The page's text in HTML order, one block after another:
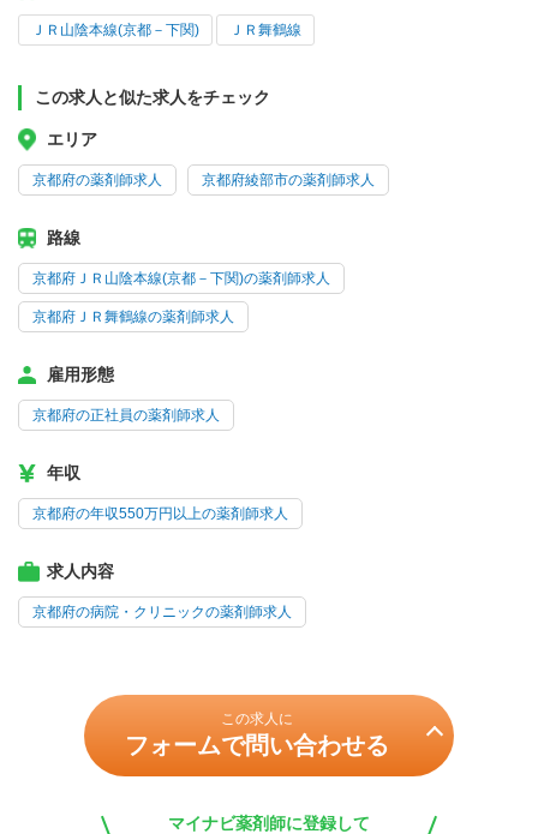
ＪＲ山陰本線(京都－下関) ＪＲ舞鶴線
この求人と似た求人をチェック
エリア
京都府の薬剤師求人 京都府綾部市の薬剤師求人
路線
京都府ＪＲ山陰本線(京都－下関)の薬剤師求人
京都府ＪＲ舞鶴線の薬剤師求人
雇用形態
京都府の正社員の薬剤師求人
年収
京都府の年収550万円以上の薬剤師求人
求人内容
京都府の病院・クリニックの薬剤師求人
この求人に
フォームで問い合わせる
マイナビ薬剤師に登録して